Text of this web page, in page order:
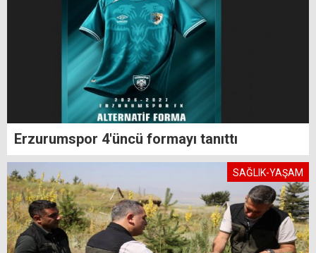
Erzurumspor 4'üncü formayı tanıttı
SAĞLIK-YAŞAM